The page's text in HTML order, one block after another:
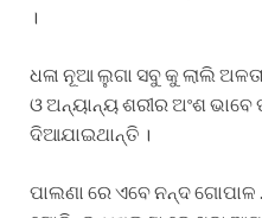
।
ଧଳା ନୂଆ ଲୁଗା ସବୁ କୁ ଲାଲି
ଓ ଅନ୍ୟାନ୍ୟ ଶରୀର ଅଂଶ
ଦିଆଯାଇଥାନ୍ତି ।
ପାଲଣା ରେ ଏବେ ନନ୍ଦ